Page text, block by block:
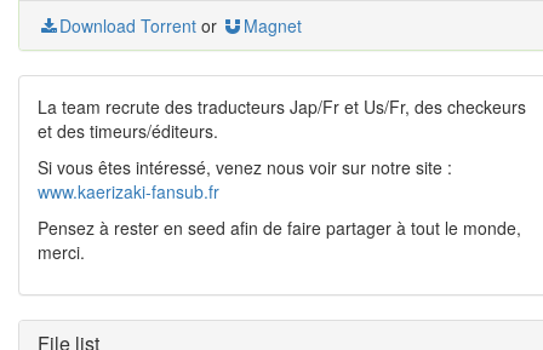
Download Torrent or Magnet
La team recrute des traducteurs Jap/Fr et Us/Fr, des checkeurs
et des timeurs/éditeurs.
Si vous êtes intéressé, venez nous voir sur notre site :
www.kaerizaki-fansub.fr
Pensez à rester en seed afin de faire partager à tout le monde,
merci.
File list